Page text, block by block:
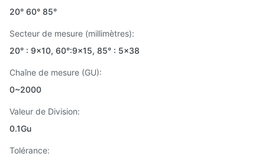
20° 60° 85°
Secteur de mesure (millimètres):
20° : 9×10, 60°:9x15, 85° : 5×38
Chaîne de mesure (GU):
0~2000
Valeur de Division:
0.1Gu
Tolérance: